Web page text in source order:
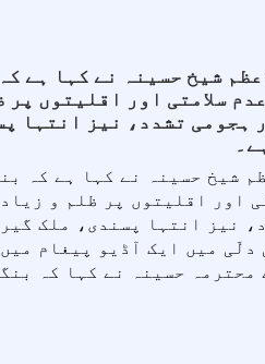
شیخ حسینہ نے کہا ہے کہ
سلامتی اور اقلیتوں پر
ہجومی تشدد، نیز انتہا
شیخ حسینہ نے کہا ہے کہ
اور اقلیتوں پر ظلم و
نیز انتہا پسندی، ملک
میں ایک آڈیو پیغام
محترمہ حسینہ نے کہا کہ